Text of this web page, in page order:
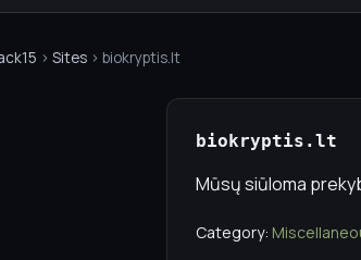
› Sites › biokryptis.lt
biokryptis.lt
Mūsų siūloma
Category: